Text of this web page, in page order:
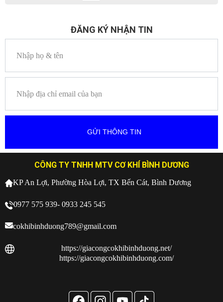
ĐĂNG KÝ NHẬN TIN
CÔNG TY TNHH MTV CƠ KHÍ BÌNH DƯƠNG
KP An Lợi, Phường Hòa Lợi, TX Bến Cát, Bình Dương
0977 575 939- 0933 245 545
cokhibinhduong789@gmail.com
https://giacongcokhibinhduong.net/
https://giacongcokhibinhduong.com/